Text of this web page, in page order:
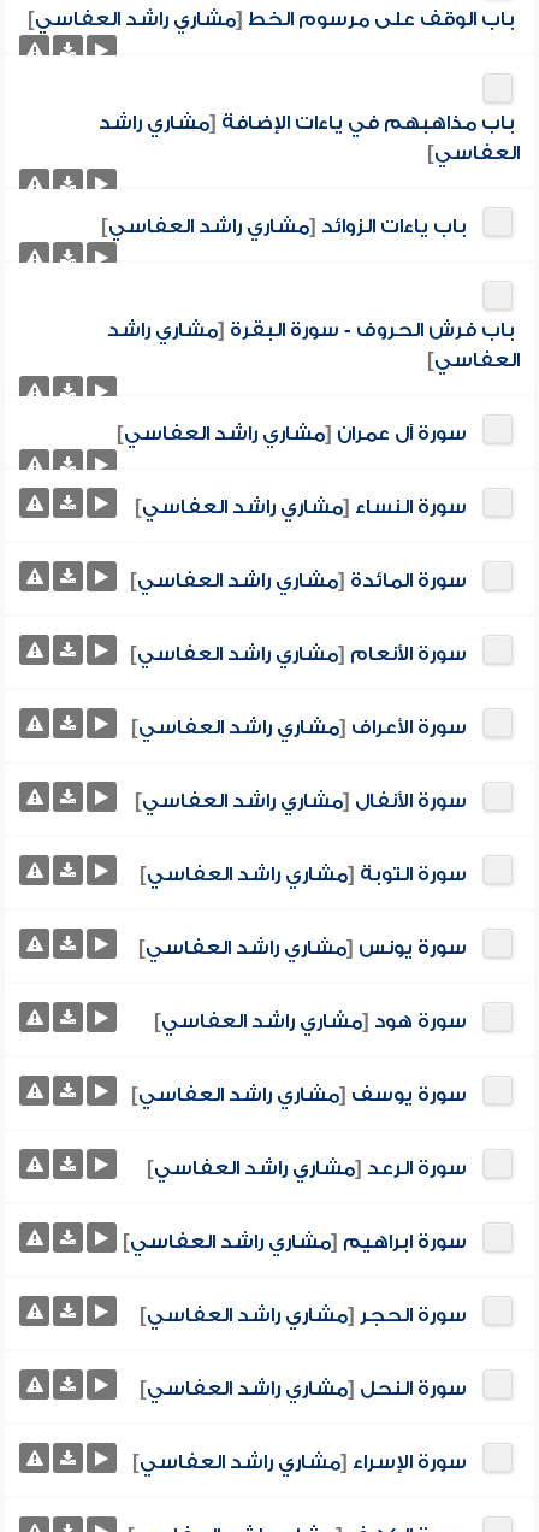
باب الوقف على مرسوم الخط [مشاري راشد العفاسي]
باب مذاهبهم في ياءات الإضافة [مشاري راشد
العفاسي]
باب ياءات الزوائد [مشاري راشد العفاسي]
باب فرش الحروف - سورة البقرة [مشاري راشد
العفاسي]
سورة آل عمران [مشاري راشد العفاسي]
سورة النساء [مشاري راشد العفاسي]
سورة المائدة [مشاري راشد العفاسي]
سورة الأنعام [مشاري راشد العفاسي]
سورة الأعراف [مشاري راشد العفاسي]
سورة الأنفال [مشاري راشد العفاسي]
سورة التوبة [مشاري راشد العفاسي]
سورة يونس [مشاري راشد العفاسي]
سورة هود [مشاري راشد العفاسي]
سورة يوسف [مشاري راشد العفاسي]
سورة الرعد [مشاري راشد العفاسي]
سورة ابراهيم [مشاري راشد العفاسي]
سورة الحجر [مشاري راشد العفاسي]
سورة النحل [مشاري راشد العفاسي]
سورة الإسراء [مشاري راشد العفاسي]